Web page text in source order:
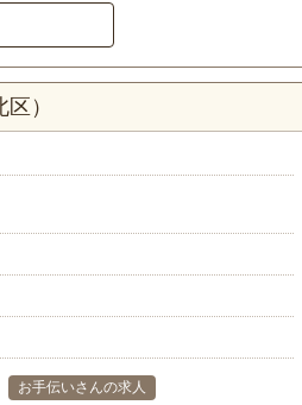
）
お手伝いさんの求人